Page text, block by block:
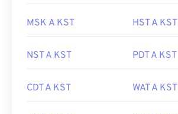
MSK A KST HST A KST
NST A KST PDT A KST
CDT A KST WAT A KST